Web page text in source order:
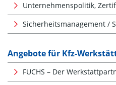
Unternehmenspolitik,
Sicherheitsmanagement /
Angebote für Kfz-
FUCHS – Der